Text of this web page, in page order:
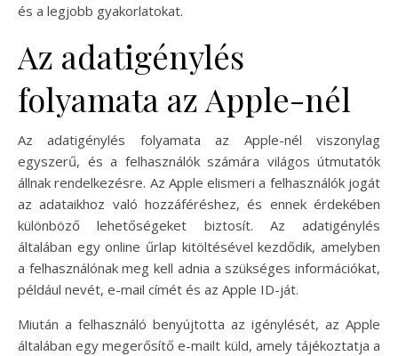
és a legjobb gyakorlatokat.
Az adatigénylés
folyamata az Apple-nél
Az adatigénylés folyamata az Apple-nél viszonylag
egyszerű, és a felhasználók számára világos útmutatók
állnak rendelkezésre. Az Apple elismeri a felhasználók jogát
az adataikhoz való hozzáféréshez, és ennek érdekében
különböző lehetőségeket biztosít. Az adatigénylés
általában egy online űrlap kitöltésével kezdődik, amelyben
a felhasználónak meg kell adnia a szükséges információkat,
például nevét, e-mail címét és az Apple ID-ját.
Miután a felhasználó benyújtotta az igénylését, az Apple
általában egy megerősítő e-mailt küld, amely tájékoztatja a